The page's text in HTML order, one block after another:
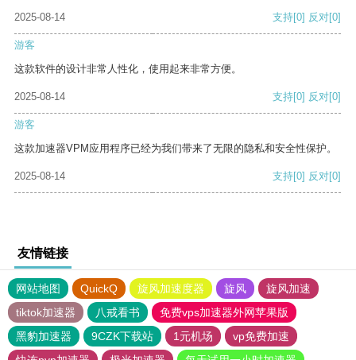
2025-08-14 支持[0] 反对[0]
游客
这款软件的设计非常人性化，使用起来非常方便。
2025-08-14 支持[0] 反对[0]
游客
这款加速器VPM应用程序已经为我们带来了无限的隐私和安全性保护。
2025-08-14 支持[0] 反对[0]
友情链接
网站地图 QuickQ 旋风加速度器 旋风
旋风加速
tiktok加速器
八戒看书
免费vps加速器外网苹果版
黑豹加速器
9CZK下载站 1元机场
vp免费加速